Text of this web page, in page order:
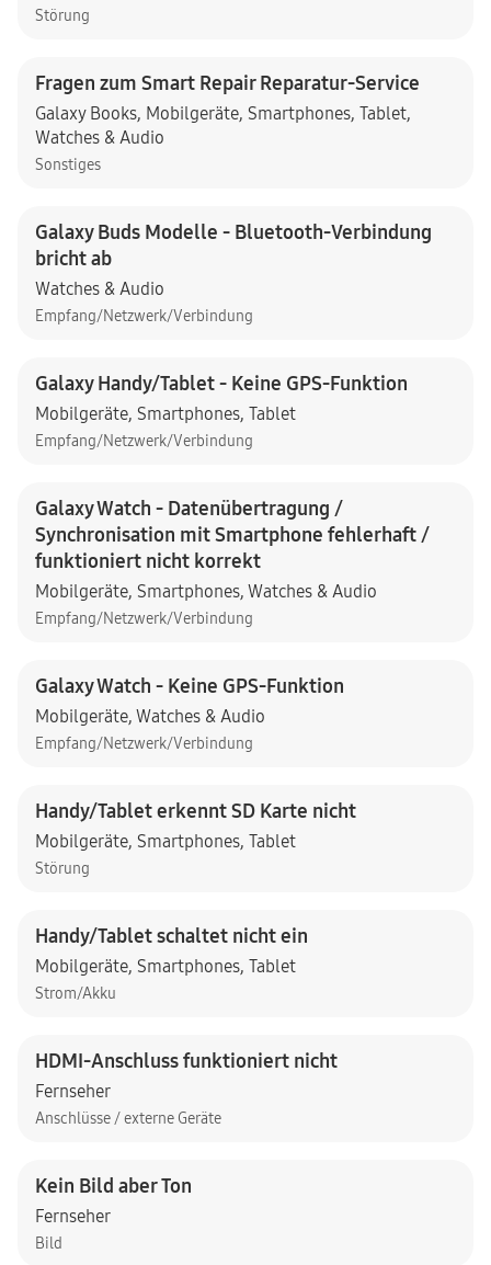
Störung
Fragen zum Smart Repair Reparatur-Service
Galaxy Books, Mobilgeräte, Smartphones, Tablet,
Watches & Audio
Sonstiges
Galaxy Buds Modelle - Bluetooth-Verbindung
bricht ab
Watches & Audio
Empfang/Netzwerk/Verbindung
Galaxy Handy/Tablet - Keine GPS-Funktion
Mobilgeräte, Smartphones, Tablet
Empfang/Netzwerk/Verbindung
Galaxy Watch - Datenübertragung /
Synchronisation mit Smartphone fehlerhaft /
funktioniert nicht korrekt
Mobilgeräte, Smartphones, Watches & Audio
Empfang/Netzwerk/Verbindung
Galaxy Watch - Keine GPS-Funktion
Mobilgeräte, Watches & Audio
Empfang/Netzwerk/Verbindung
Handy/Tablet erkennt SD Karte nicht
Mobilgeräte, Smartphones, Tablet
Störung
Handy/Tablet schaltet nicht ein
Mobilgeräte, Smartphones, Tablet
Strom/Akku
HDMI-Anschluss funktioniert nicht
Fernseher
Anschlüsse / externe Geräte
Kein Bild aber Ton
Fernseher
Bild